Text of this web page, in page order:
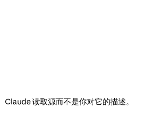
Claude 读取源而不是你对它的描述。